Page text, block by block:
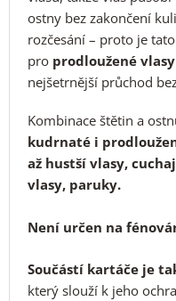
ostny bez zakončení
rozčesání – proto je
pro prodloužené
nejšetrnější průchod
Kombinace štětin a
kudrnaté i
až hustší vlasy,
vlasy, paruky.
Není určen na
Součástí kartáče je
který slouží k jeho